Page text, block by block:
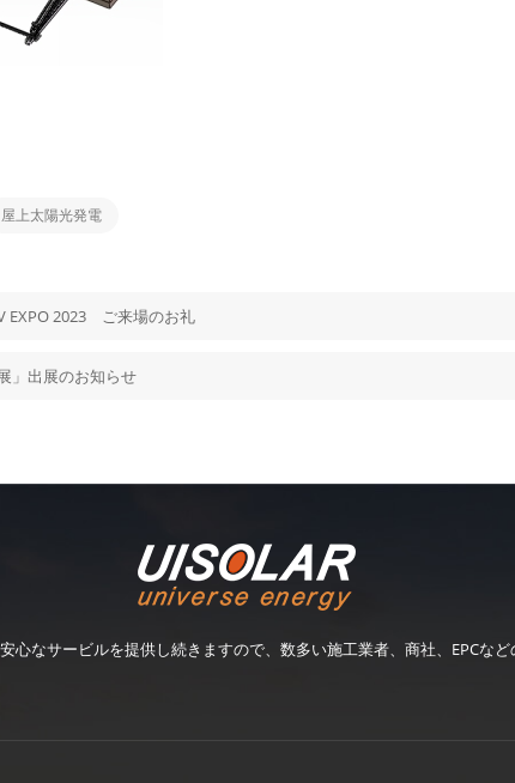
屋上太陽光発電
EXPO 2023 ご来場のお礼
」出展のお知らせ
心なサービルを提供し続きますので、数多い施工業者、商社、EPCなど